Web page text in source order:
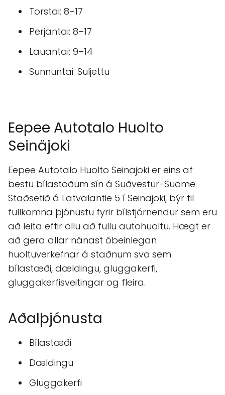
Torstai: 8–17
Perjantai: 8–17
Lauantai: 9–14
Sunnuntai: Suljettu
Eepee Autotalo Huolto
Seinäjoki
Eepee Autotalo Huolto Seinäjoki er eins af
bestu bílastoðum sín á Suðvestur-Suome.
Staðsetið á Latvalantie 5 í Seinäjoki, býr til
fullkomna þjónustu fyrir bílstjórnendur sem eru
að leita eftir öllu að fullu autohuoltu. Hægt er
að gera allar nánast óbeinlegan
huoltuverkefnar á staðnum svo sem
bílastæði, dældingu, gluggakerfi,
gluggakerfisveitingar og fleira.
Aðalþjónusta
Bílastæði
Dældingu
Gluggakerfi